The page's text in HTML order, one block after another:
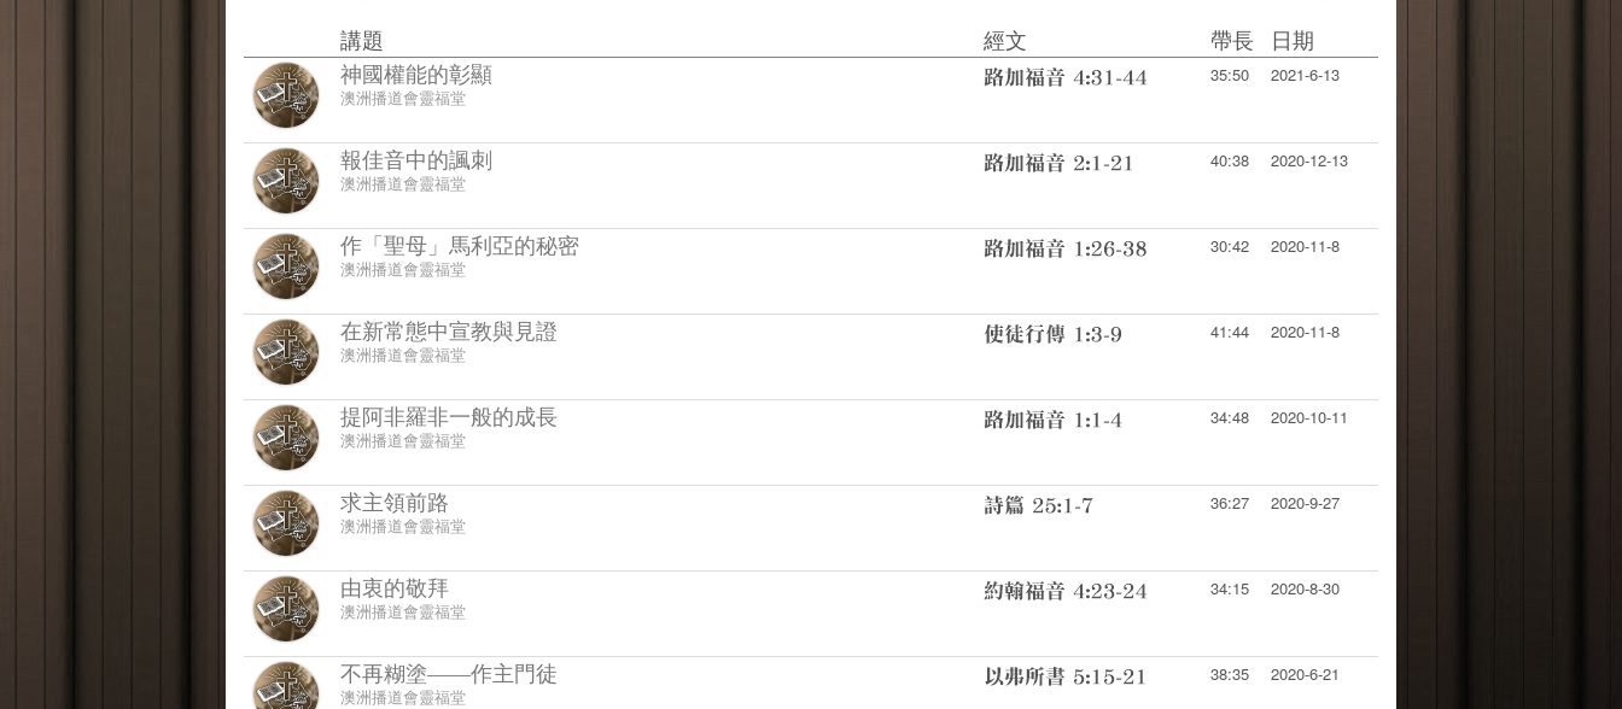
講題 經文 帶長
日期
神國權能的彰顯
澳洲播道會靈福堂
35:50 2021-6-13
報佳音中的諷刺
澳洲播道會靈福堂
40:38 2020-12-13
作「聖母」馬利亞的秘密
澳洲播道會靈福堂
30:42 2020-11-8
在新常態中宣教與見證
澳洲播道會靈福堂
41:44 2020-11-8
提阿非羅非一般的成長
澳洲播道會靈福堂
34:48 2020-10-11
求主領前路
澳洲播道會靈福堂
36:27 2020-9-27
由衷的敬拜
澳洲播道會靈福堂
34:15 2020-8-30
不再糊塗——作主門徒
澳洲播道會靈福堂
38:35 2020-6-21